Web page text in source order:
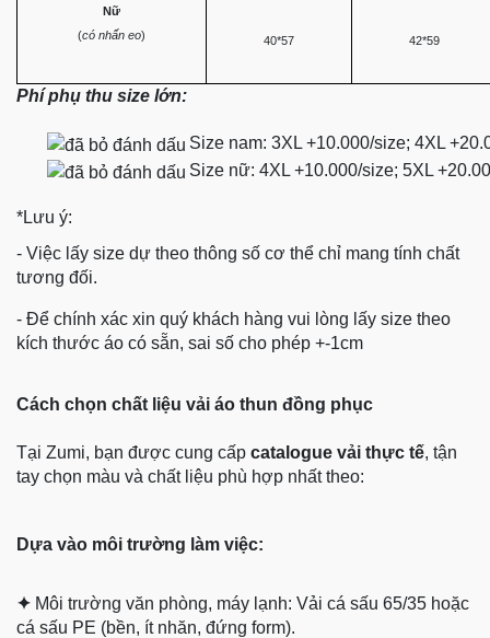
Nữ
40*57 42*59
(có nhấn eo)
Phí phụ thu size lớn:
Size nam: 3XL +10.000/size; 4XL
Size nữ: 4XL +10.000/size; 5XL
*Lưu ý:
- Việc lấy size dự theo thông số cơ thể chỉ mang tính chất
tương đối.
- Để chính xác xin quý khách hàng vui lòng lấy size theo
kích thước áo có sẵn, sai số cho phép +-1cm
Cách chọn chất liệu vải áo thun đồng phục
Tại Zumi, bạn được cung cấp catalogue vải thực tế, tận
tay chọn màu và chất liệu phù hợp nhất theo:
Dựa vào môi trường làm việc:
✦ Môi trường văn phòng, máy lạnh: Vải cá sấu 65/35 hoặc
cá sấu PE (bền, ít nhăn, đứng form).